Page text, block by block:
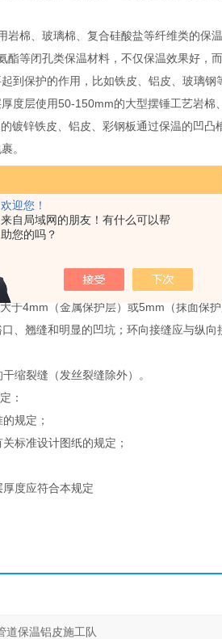
欢迎您！
来自局域网的朋友！有什么可以帮
助您的吗？
岩棉、玻璃棉、复合硅酸盐等纤维类的保
等闭孔类保温材料，不仅保温效果好，而
到保护的作用，比如铁皮、铝皮、玻璃钢
度层使用50-150mm的大型摆锤工艺岩
镀锌铁皮、铝皮、彩钢板通过保温的凹
。
工程造价低、施工周期短、外观美观、防
一点，其厚度允许偏差-5%～10%；
标准的规定。
表面为圆柱面的保护层要求规整、圆度
于4mm（金属保护层）或5mm（抹面保护
、翘缝和明显的凹坑；环向接缝应与纵
缩裂缝（发丝裂缝除外）。
：
规定；
标准设计图纸的规定；
度应符合本规定